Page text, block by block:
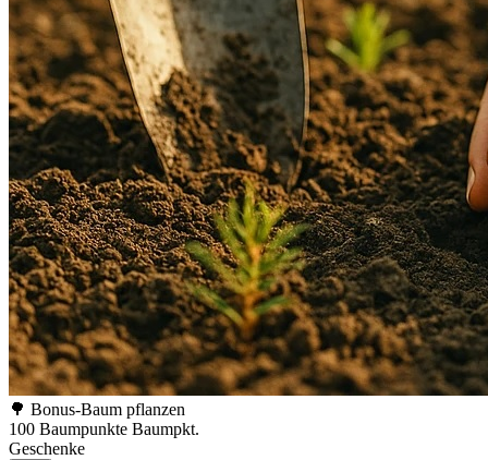
🌳 Bonus-Baum pflanzen
100 Baumpunkte Baumpkt.
Geschenke